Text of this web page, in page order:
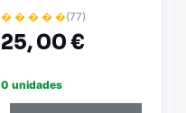
� � � � �(77)
25,00 €
0 unidades